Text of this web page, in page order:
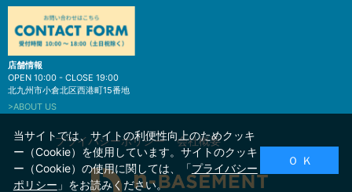
店舗情報
OPEN 10:00 - CLOSE 19:00
北九州市小倉北区西港町15番地
>ABOUT US
プライバシーポリシー 会社概要
当サイトでは、サイトの利便性向上のためクッキ
ー（Cookie）を使用しています。サイトのクッキ
ー（Cookie）の使用に関しては、「プライバシー
ポリシー 」をお読みください。
Ｏ Ｋ